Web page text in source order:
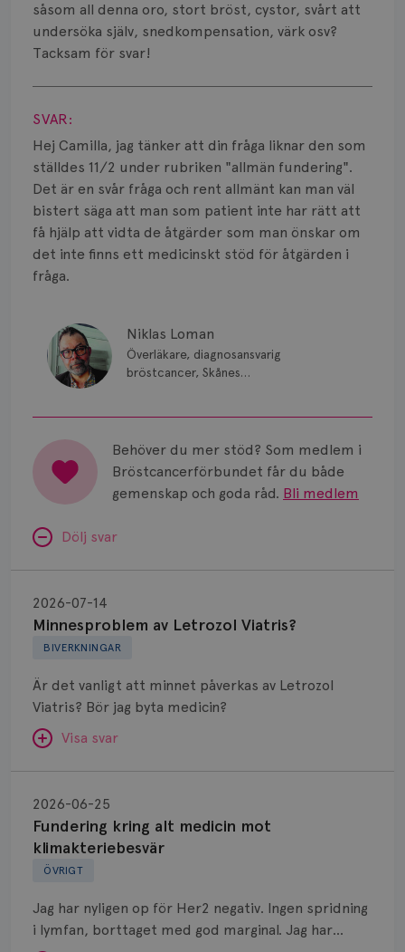
såsom all denna oro, stort bröst, cystor, svårt att
undersöka själv, snedkompensation, värk osv?
Tacksam för svar!
Visa svar
SVAR:
Hej Camilla, jag tänker att din fråga liknar den som
ställdes 11/2 under rubriken "allmän fundering".
Det är en svår fråga och rent allmänt kan man väl
bistert säga att man som patient inte har rätt att
få hjälp att vidta de åtgärder som man önskar om
det inte finns ett medicinskt stöd för åtgärden i
fråga.
Niklas Loman
Överläkare, diagnosansvarig
bröstcancer, Skånes
Behöver du mer stöd? Som medlem i
Bröstcancerförbundet får du både
gemenskap och goda råd. Bli medlem
Dölj svar
BIVERKNINGAR
Minnesproblem av Letrozol Viatris?
2026-07-14
Är det vanligt att minnet påverkas av Letrozol
Viatris? Bör jag byta medicin?
Visa svar
SVAR:
Hej. Oavsett vilken hormonsänkande behandling
(men även cytostatika) man får så kan en del
uppleva negativ påverkan på minnet. Prata din
märke eller annan aromatashämmare. Det kan ofta
vara bra att ha en paus först, för att se att
Letrozol
Viatris?
ÖVRIGT
Fundering kring alt medicin mot
klimakteriebesvär
2026-06-25
Jag har nyligen op för Her2 negativ. Ingen spridning
i lymfan, borttaget med god marginal. Jag har
kring
medicin